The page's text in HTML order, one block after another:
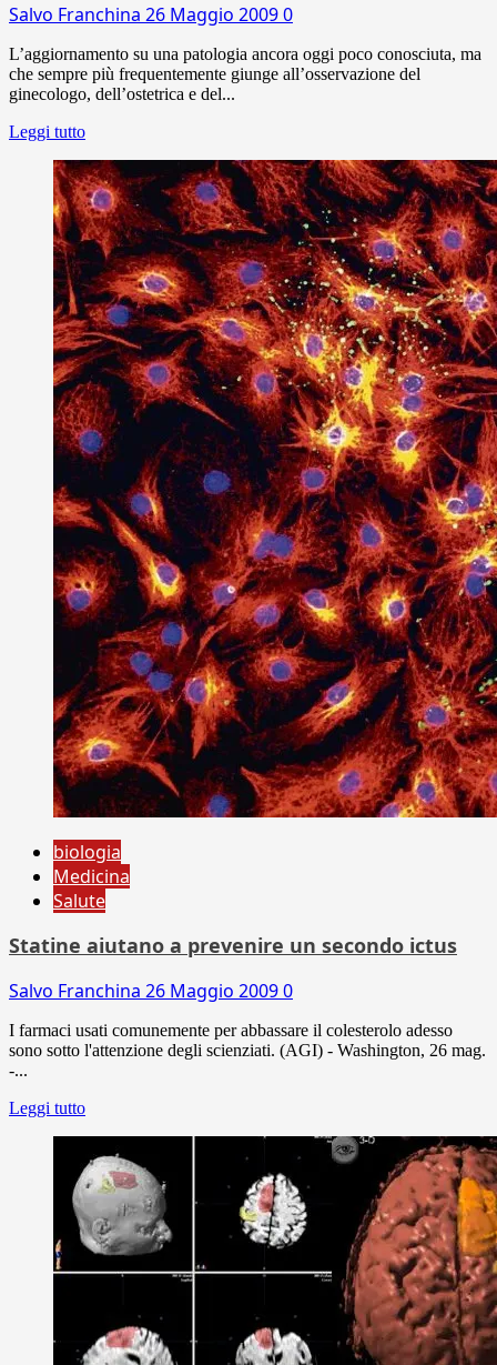
Salvo Franchina 26 Maggio 20090
L’aggiornamento su una patologia ancora oggi poco conosciuta, ma
che sempre più frequentemente giunge all’osservazione del
ginecologo, dell’ostetrica e del...
Leggi tutto
biologia
Medicina
Salute
Statine aiutano a prevenire un secondo ictus
Salvo Franchina 26 Maggio 20090
I farmaci usati comunemente per abbassare il colesterolo adesso
sono sotto l'attenzione degli scienziati. (AGI) - Washington, 26 mag.
-...
Leggi tutto